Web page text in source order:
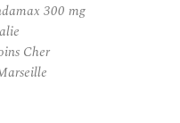
300 mg
Cher